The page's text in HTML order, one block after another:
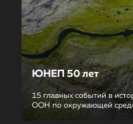
ЮНЕП 50 лет
15 главных событий в
ООН по окружающей